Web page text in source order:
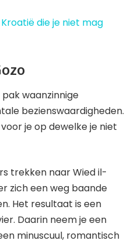
die je niet mag
waanzinnige
bezienswaardigheden.
je op dewelke je niet
trekken naar Wied il-
zich een weg baande
Het resultaat is een
Daarin neem je een
minuscuul, romantisch